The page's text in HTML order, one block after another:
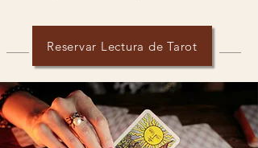
Reservar Lectura de Tarot